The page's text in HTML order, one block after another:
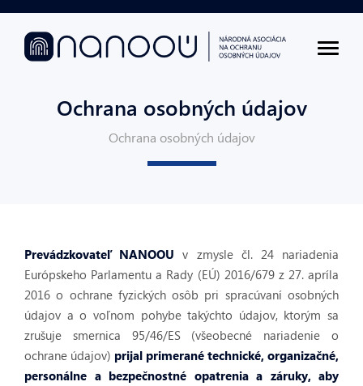
Ochrana osobných údajov
Ochrana osobných údajov
Prevádzkovateľ NANOOU v zmysle čl. 24 nariadenia
Európskeho Parlamentu a Rady (EÚ) 2016/679 z 27. apríla
2016 o ochrane fyzických osôb pri spracúvaní osobných
údajov a o voľnom pohybe takýchto údajov, ktorým sa
zrušuje smernica 95/46/ES (všeobecné nariadenie o
ochrane údajov) prijal primerané technické, organizačné,
personálne a bezpečnostné opatrenia a záruky, aby